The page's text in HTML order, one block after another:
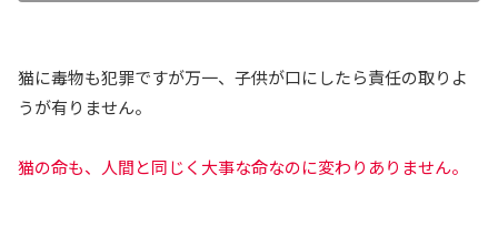
猫に毒物も犯罪ですが万一、子供が口にしたら責任の取りよ
うが有りません。
猫の命も、人間と同じく大事な命なのに変わりありません。